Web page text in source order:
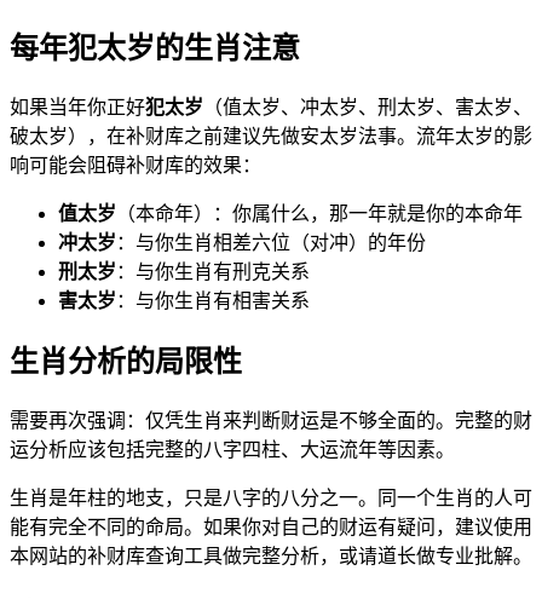
每年犯太岁的生肖注意
如果当年你正好犯太岁 （值太岁、冲太岁、刑太岁、害太岁、
破太岁），在补财库之前建议先做安太岁法事。流年太岁的影
响可能会阻碍补财库的效果：
值太岁 （本命年）：你属什么，那一年就是你的本命年
冲太岁 ：与你生肖相差六位（对冲）的年份
刑太岁 ：与你生肖有刑克关系
害太岁 ：与你生肖有相害关系
生肖分析的局限性
需要再次强调：仅凭生肖来判断财运是不够全面的。完整的财
运分析应该包括完整的八字四柱、大运流年等因素。
生肖是年柱的地支，只是八字的八分之一。同一个生肖的人可
能有完全不同的命局。如果你对自己的财运有疑问，建议使用
本网站的补财库查询工具做完整分析，或请道长做专业批解。